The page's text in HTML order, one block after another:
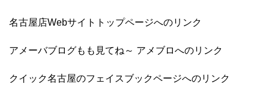
名古屋店Webサイトトップページへのリンク
アメーバブログもも見てね～ アメブロへのリンク
クイック名古屋のフェイスブックページへのリンク